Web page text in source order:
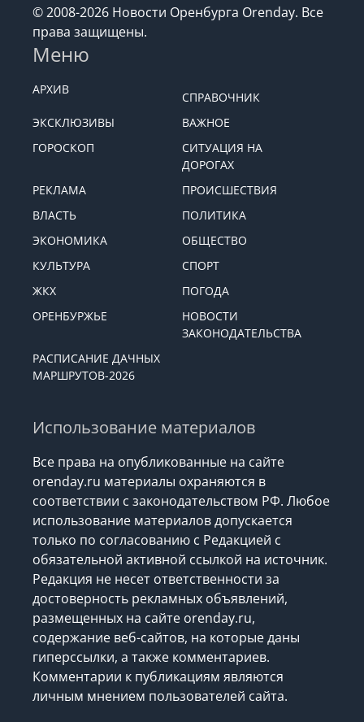
© 2008-2026 Новости Оренбурга Orenday. Все
права защищены.
Меню
АРХИВ
СПРАВОЧНИК
ЭКСКЛЮЗИВЫ
ВАЖНОЕ
ГОРОСКОП
СИТУАЦИЯ НА
ДОРОГАХ
РЕКЛАМА
ПРОИСШЕСТВИЯ
ВЛАСТЬ
ПОЛИТИКА
ЭКОНОМИКА
ОБЩЕСТВО
КУЛЬТУРА
СПОРТ
ЖКХ
ПОГОДА
ОРЕНБУРЖЬЕ
НОВОСТИ
ЗАКОНОДАТЕЛЬСТВА
РАСПИСАНИЕ ДАЧНЫХ
МАРШРУТОВ-2026
Использование материалов
Все права на опубликованные на сайте
orenday.ru материалы охраняются в
соответствии с законодательством РФ. Любое
использование материалов допускается
только по согласованию с Редакцией с
обязательной активной ссылкой на источник.
Редакция не несет ответственности за
достоверность рекламных объявлений,
размещенных на сайте orenday.ru,
содержание веб-сайтов, на которые даны
гиперссылки, а также комментариев.
Комментарии к публикациям являются
личным мнением пользователей сайта.